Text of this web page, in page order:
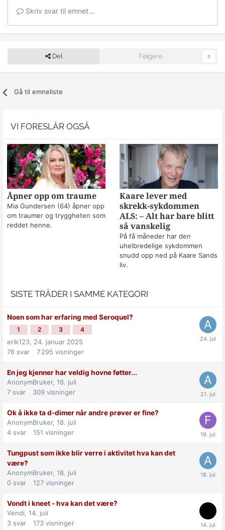
Skriv svar til emnet...
Del Følgere 0
Gå til emneliste
VI FORESLÅR OGSÅ
Åpner opp om traume
Mia Gundersen (64) åpner opp
om traumer og tryggheten som
reddet henne.
Kaare lever med
skrekk-sykdommen
ALS: – Alt har bare blitt
så vanskelig
På få måneder har den
uhelbredelige sykdommen
snudd opp ned på Kaare Sands
liv.
SISTE TRÅDER I SAMME KATEGORI
Noen som har erfaring med Seroquel?
1 2 3 4
erik123, 24. januar 2025
76 svar 7 295 visninger
En jeg kjenner har veldig hovne føtter...
AnonymBruker, 16. juli
7 svar 309 visninger
Ok å ikke ta d-dimer når andre prøver er fine?
AnonymBruker, 18. juli
4 svar 151 visninger
Tungpust som ikke blir verre i aktivitet hva kan det
være?
AnonymBruker, 18. juli
0 svar 127 visninger
Vondt i kneet - hva kan det være?
Vendi, 14. juli
3 svar 173 visninger